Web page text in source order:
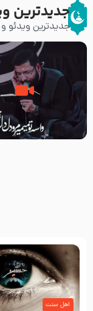
جدیدترین
جدیدترین ویدئو
مصداق کربلا – حاج
اهل سنت